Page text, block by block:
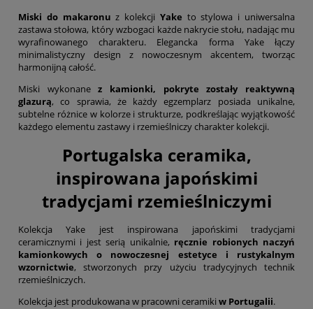
Miski do makaronuz kolekcji Yake to stylowa i uniwersalna
zastawa stołowa, który wzbogaci każde nakrycie stołu, nadając mu
wyrafinowanego charakteru. Elegancka forma Yake łączy
minimalistyczny design z nowoczesnym akcentem, tworząc
harmonijną całość.
Miski wykonanez kamionki, pokryte zostały reaktywną
glazurą, co sprawia, że każdy egzemplarz posiada unikalne,
subtelne różnice w kolorze i strukturze, podkreślając wyjątkowość
każdego elementu zastawy i rzemieślniczy charakter kolekcji.
Portugalska ceramika,
inspirowana japońskimi
tradycjami rzemieślniczymi
Kolekcja Yake jest inspirowana japońskimi tradycjami
ceramicznymi i jest serią unikalnie, ręcznie robionych naczyń
kamionkowych o nowoczesnej estetyce i rustykalnym
wzornictwie, stworzonych przy użyciu tradycyjnych technik
rzemieślniczych.
Kolekcja jest produkowana w pracowni ceramiki w Portugalii.